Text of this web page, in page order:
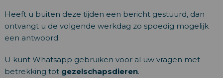
Heeft u buiten deze tijden een bericht gestuurd, dan
ontvangt u de volgende werkdag zo spoedig mogelijk
een antwoord.
U kunt Whatsapp gebruiken voor al uw vragen met
betrekking tot gezelschapsdieren.